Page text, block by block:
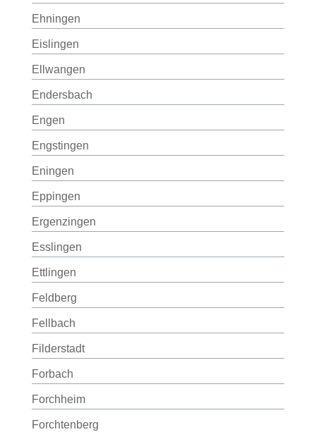
Ehningen
Eislingen
Ellwangen
Endersbach
Engen
Engstingen
Eningen
Eppingen
Ergenzingen
Esslingen
Ettlingen
Feldberg
Fellbach
Filderstadt
Forbach
Forchheim
Forchtenberg